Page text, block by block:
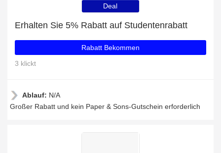
Deal
Erhalten Sie 5% Rabatt auf Studentenrabatt
Rabatt Bekommen
3 klickt
Ablauf: N/A
Großer Rabatt und kein Paper & Sons-Gutschein erforderlich